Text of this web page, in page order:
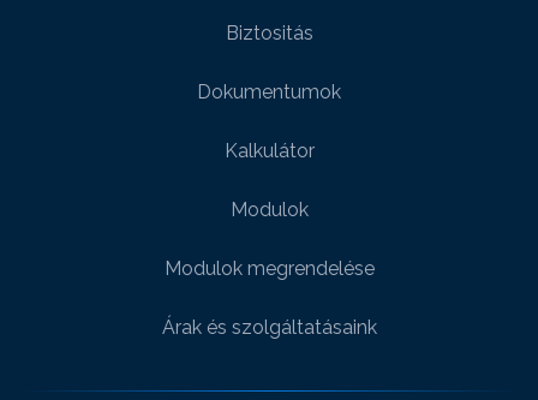
Biztositás
Dokumentumok
Kalkulátor
Modulok
Modulok megrendelése
Árak és szolgáltatásaink